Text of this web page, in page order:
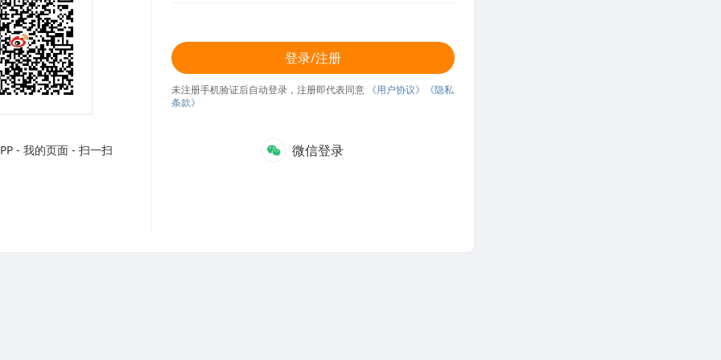
- 我的页面 - 扫一扫
登录/注册
未注册手机验证后自动登录，注册即代表同意 《用户协议》
《隐私
条款》
微信登录